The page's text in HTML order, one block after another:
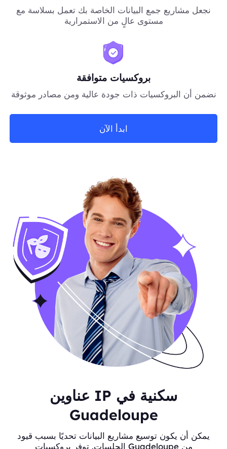
نجعل مشاريع جمع البيانات الخاصة بك تعمل بسلاسة مع
مستوى عالٍ من الاستمرارية
بروكسيات متوافقة
نضمن أن البروكسيات ذات جودة عالية ومن مصادر موثوقة
ابدأ الآن
عناوين IP سكنية في
Guadeloupe
يمكن أن يكون توسيع مشاريع البيانات تحديًا بسبب قيود
الجلسات. توفر بروكسيات Guadeloupe من